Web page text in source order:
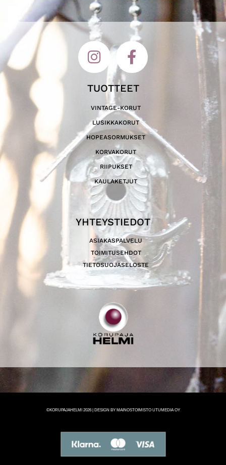
TUOTTEET
VINTAGE-KORUT
LUSIKKAKORUT
HOPEASORMUKSET
KORVAKORUT
RIIPUKSET
KAULAKETJUT
YHTEYSTIEDOT
ASIAKASPALVELU
TOIMITUSEHDOT
TIETOSUOJASELOSTE
©KORUPAJAHELMI 2026 | DESIGN BY MAINOSTOIMISTO UTUMEDIA OY